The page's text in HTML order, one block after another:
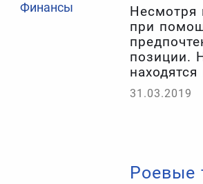
Несмотря
при
позиции.
резвятся
полезное.
31.03.2019
Роевые
Финансы